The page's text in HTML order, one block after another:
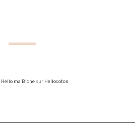
Hello ma Bichesur Hellocoton